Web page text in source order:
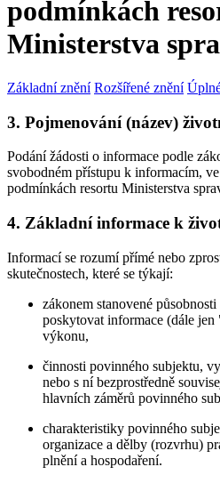
podmínkách
Ministerstva
Základní znění Rozšířené znění
3. Pojmenování (název)
Podání žádosti o informace podle
svobodném přístupu k informacím,
podmínkách resortu Ministerstva
4. Základní informace k
Informací se rozumí přímé nebo
skutečnostech, které se týkají:
zákonem stanovené
poskytovat informace (dále
výkonu,
činnosti povinného subjektu,
nebo s ní bezprostředně
hlavních záměrů povinného
charakteristiky povinného
organizace a dělby (rozvrhu)
plnění a hospodaření.